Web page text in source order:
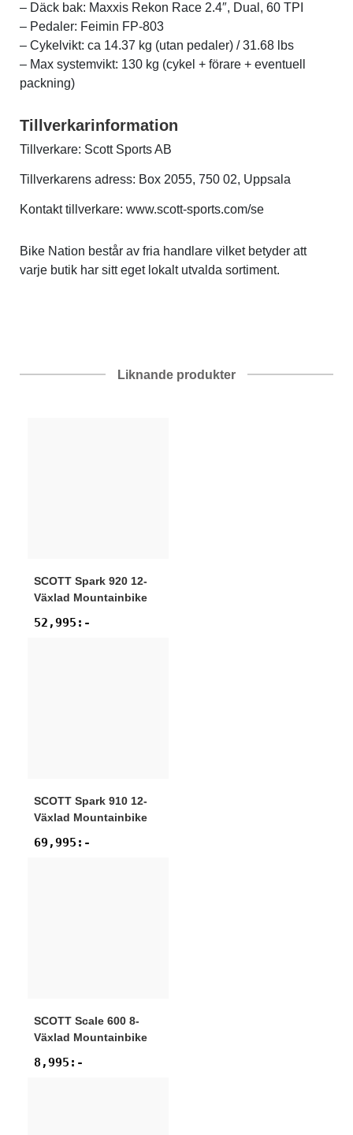
– Däck bak: Maxxis Rekon Race 2.4″, Dual, 60 TPI
– Pedaler: Feimin FP-803
– Cykelvikt: ca 14.37 kg (utan pedaler) / 31.68 lbs
– Max systemvikt: 130 kg (cykel + förare + eventuell
packning)
Tillverkarinformation
Tillverkare: Scott Sports AB
Tillverkarens adress: Box 2055, 750 02, Uppsala
Kontakt tillverkare: www.scott-sports.com/se
Bike Nation består av fria handlare vilket betyder att
varje butik har sitt eget lokalt utvalda sortiment.
Liknande produkter
SCOTT Spark 920 12-
Växlad Mountainbike
52,995 :-
SCOTT Spark 910 12-
Växlad Mountainbike
69,995 :-
SCOTT Scale 600 8-
Växlad Mountainbike
8,995 :-